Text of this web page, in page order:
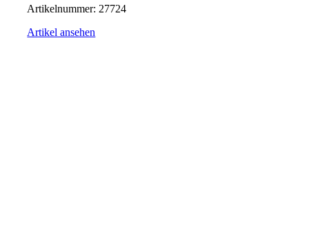
Artikelnummer: 27724
Artikel ansehen